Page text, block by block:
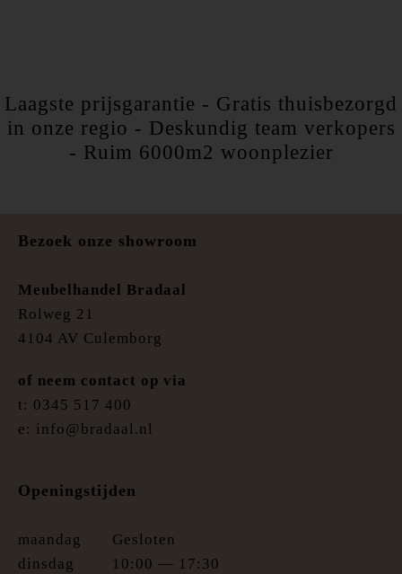
Laagste prijsgarantie - Gratis thuisbezorgd
in onze regio - Deskundig team verkopers
- Ruim 6000m2 woonplezier
Bezoek onze showroom
Meubelhandel Bradaal
Rolweg 21
4104 AV Culemborg
of neem contact op via
t: 0345 517 400
e: info@bradaal.nl
Openingstijden
maandag
Gesloten
dinsdag
10:00 — 17:30